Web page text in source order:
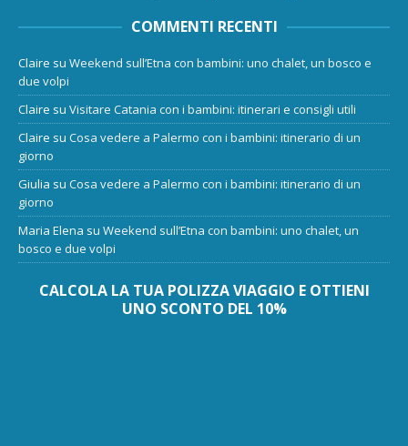
COMMENTI RECENTI
Claire su Weekend sull’Etna con bambini: uno chalet, un bosco e
due volpi
Claire su Visitare Catania con i bambini: itinerari e consigli utili
Claire su Cosa vedere a Palermo con i bambini: itinerario di un
giorno
Giulia su Cosa vedere a Palermo con i bambini: itinerario di un
giorno
Maria Elena su Weekend sull’Etna con bambini: uno chalet, un
bosco e due volpi
CALCOLA LA TUA POLIZZA VIAGGIO E OTTIENI
UNO SCONTO DEL 10%